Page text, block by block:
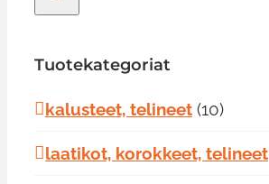
Tuotekategoriat
kalusteet, telineet (10)
laatikot, korokkeet, telineet